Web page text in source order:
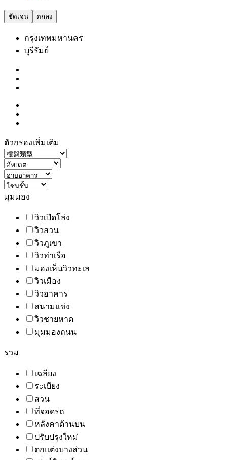
ชัดเจน ตกลง
กรุงเทพมหานคร
บุรีรัมย์
ตัวกรองเพิ่มเติม
มุมมอง
วิวเปิดโล่ง
วิวสวน
วิวภูเขา
วิวท่าเรือ
มองเห็นวิวทะเล
วิวเมือง
วิวอาคาร
สนามแข่ง
วิวชายหาด
มุมมองถนน
รวม
เฉลียง
ระเบียง
สวน
ที่จอดรถ
หลังคาด้านบน
ปรับปรุงใหม่
ตกแต่งบางส่วน